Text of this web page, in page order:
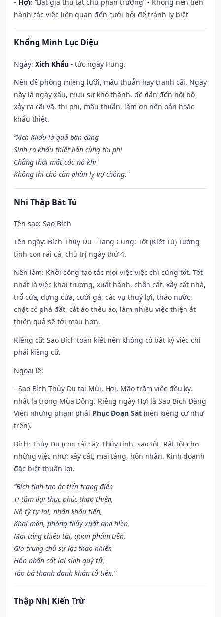
- Hợi: “Bất giá thú tất chủ phân trương” - Không nên tiến
hành các việc liên quan đến cưới hỏi để tránh ly biệt
Khổng Minh Lục Diệu
Ngày: Xích Khẩu - tức ngày Hung.
Nên đề phòng miệng lưỡi, mâu thuẫn hay tranh cãi. Ngày
này là ngày xấu, mưu sự khó thành, dễ dẫn đến nội bộ
xảy ra cãi vã, thị phi, mâu thuẫn, làm ơn nên oán hoặc
khẩu thiệt.
“Xích Khẩu là quả bần cùng
Sinh ra khẩu thiệt bàn cùng thị phi
Chẳng thời mất của nó khi
Không thì chó cắn phân ly vợ chồng.”
Nhị Thập Bát Tú
Tên sao: Sao Bích
Tên ngày: Bích Thủy Du - Tang Cung: Tốt (Kiết Tú) Tướng
tinh con rái cá, chủ trị ngày thứ 4.
Nên làm: Khởi công tạo tác mọi việc việc chi cũng tốt. Tốt
nhất là việc khai trương, xuất hành, chôn cất, xây cất nhà,
trổ cửa, dựng cửa, cưới gả, các vụ thuỷ lợi, tháo nước,
chặt cỏ phá đất, cắt áo thêu áo, làm nhiều việc thiện ắt
thiện quả sẽ tới mau hơn.
Kiêng cữ: Sao Bích toàn kiết nên không có bất kỳ việc chi
phải kiêng cữ.
Ngoại lệ:
- Sao Bích Thủy Du tại Mùi, Hợi, Mão trăm việc đều kỵ,
nhất là trong Mùa Đông. Riêng ngày Hợi là Sao Bích Đăng
Viên nhưng phạm phải Phục Đoạn Sát (nên kiêng cữ như
trên).
Bích: Thủy Du (con rái cá): Thủy tinh, sao tốt. Rất tốt cho
những việc như: xây cất, mai táng, hôn nhân. Kinh doanh
đặc biệt thuận lợi.
“Bích tinh tạo ác tiến trang điền
Ti tâm đại thục phúc thao thiên,
Nô tỳ tự lai, nhân khẩu tiến,
Khai môn, phóng thủy xuất anh hiền,
Mai táng chiêu tài, quan phẩm tiến,
Gia trung chủ sự lạc thao nhiên
Hôn nhân cát lợi sinh quý tử,
Tảo bá thanh danh khán tổ tiên.”
Thập Nhị Kiến Trừ